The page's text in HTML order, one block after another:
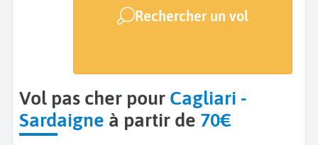
Rechercher un vol
Vol pas cher pour Cagliari -
Sardaigne à partir de 70€